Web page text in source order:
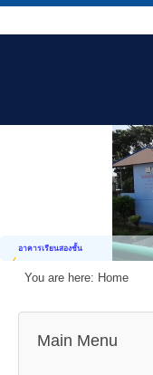
อาคารเรียนสองชั้น
You are here: Home
Main Menu